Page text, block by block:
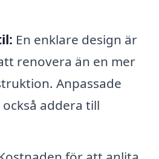
En enklare design är
renovera än en mer
Anpassade
addera till